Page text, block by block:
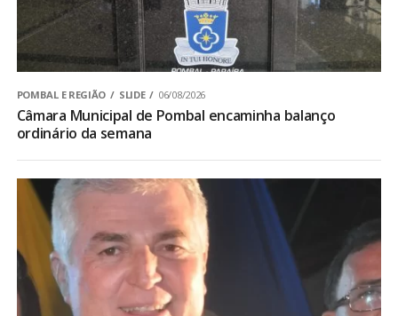
POMBAL E REGIÃO SLIDE 06/08/2026
Câmara Municipal de Pombal encaminha balanço
ordinário da semana